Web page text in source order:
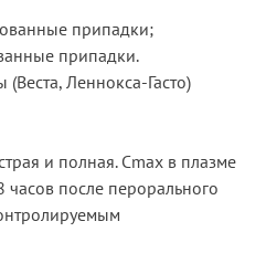
припадки;
припадки.
Леннокса-Гасто)
и полная. Cmax в плазме
часов после перорального